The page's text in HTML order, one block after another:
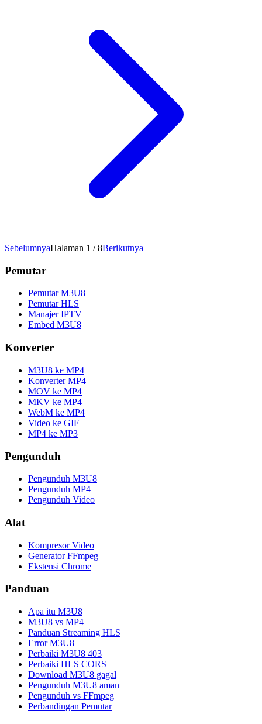
SebelumnyaHalaman 1 / 8Berikutnya
Pemutar
Pemutar M3U8
Pemutar HLS
Manajer IPTV
Embed M3U8
Konverter
M3U8 ke MP4
Konverter MP4
MOV ke MP4
MKV ke MP4
WebM ke MP4
Video ke GIF
MP4 ke MP3
Pengunduh
Pengunduh M3U8
Pengunduh MP4
Pengunduh Video
Alat
Kompresor Video
Generator FFmpeg
Ekstensi Chrome
Panduan
Apa itu M3U8
M3U8 vs MP4
Panduan Streaming HLS
Error M3U8
Perbaiki M3U8 403
Perbaiki HLS CORS
Download M3U8 gagal
Pengunduh M3U8 aman
Pengunduh vs FFmpeg
Perbandingan Pemutar